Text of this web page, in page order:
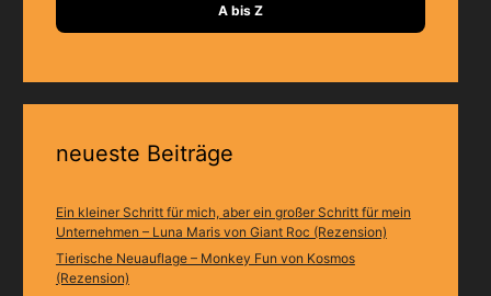
A bis Z
neueste Beiträge
Ein kleiner Schritt für mich, aber ein großer Schritt für mein
Unternehmen – Luna Maris von Giant Roc (Rezension)
Tierische Neuauflage – Monkey Fun von Kosmos
(Rezension)